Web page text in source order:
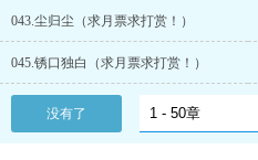
043.尘归尘（求月票求打赏！）
045.锈口独白（求月票求打赏！）
没有了